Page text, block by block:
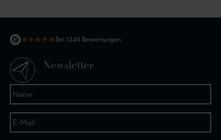
★★★★★Bei 1245 Bewertungen
Newsletter